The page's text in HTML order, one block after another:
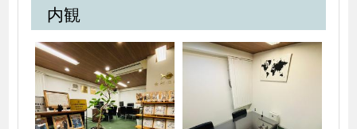
内観